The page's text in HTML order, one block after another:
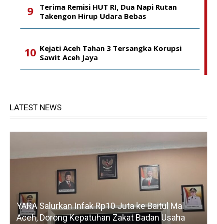
Terima Remisi HUT RI, Dua Napi Rutan
Takengon Hirup Udara Bebas
Kejati Aceh Tahan 3 Tersangka Korupsi
Sawit Aceh Jaya
LATEST NEWS
YARA Salurkan Infak Rp10 Juta ke Baitul Mal
Aceh, Dorong Kepatuhan Zakat Badan Usaha